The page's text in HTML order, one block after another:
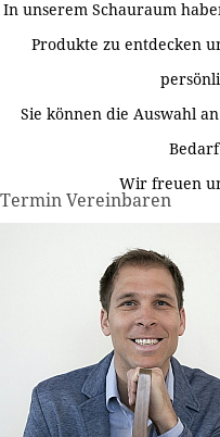
In unserem Schauraum
Produkte zu entdecken
Sie können die Auswahl
Wir freuen
Termin Vereinbaren